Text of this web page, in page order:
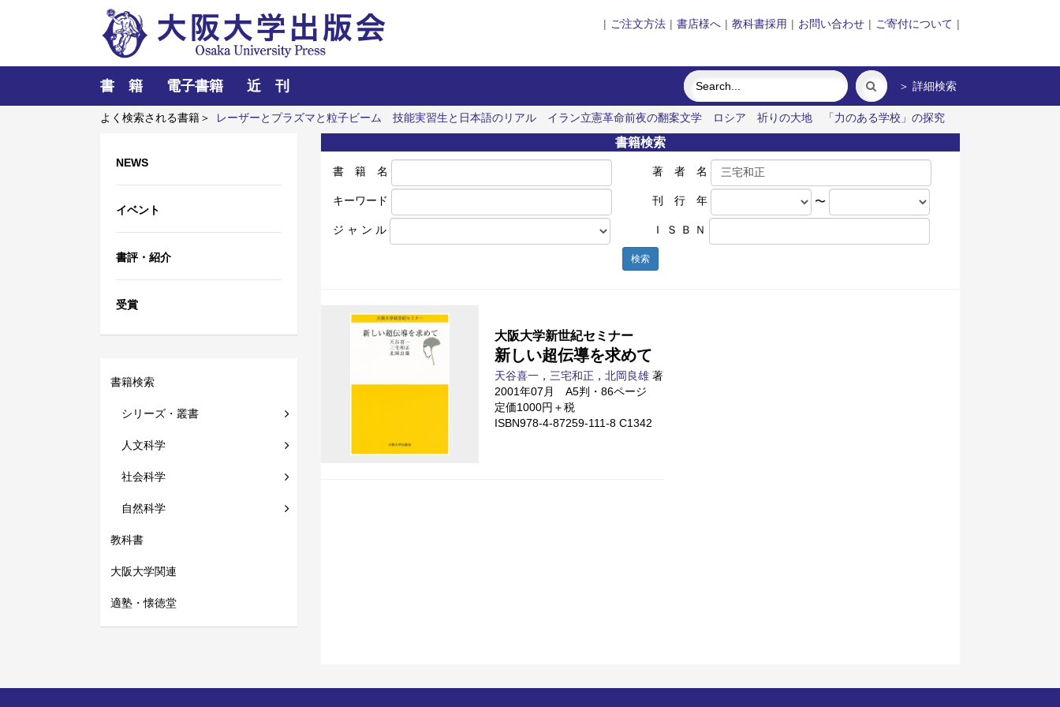
| ご注文方法 | 書店様へ | 教科書採用 | お問い合わせ | ご寄付について |
書 籍 電子書籍 近 刊 ＞ 詳細検索
よく検索される書籍＞ レーザーとプラズマと粒子ビーム 技能実習生と日本語のリアル イラン立憲革命前夜の翻案文学 ロシア 祈りの大地
「力のある学校」の探究
NEWS
イベント
書評・紹介
受賞
書籍検索
シリーズ・叢書
人文科学
社会科学
自然科学
教科書
大阪大学関連
適塾・懐徳堂
書籍検索
書 籍 名 著 者 名
キーワード 刊 行 年 〜
ジ ャ ン ル Ｉ Ｓ Ｂ Ｎ
検索
大阪大学新世紀セミナー
新しい超伝導を求めて
天谷喜一 ， 三宅和正 ， 北岡良雄 著
2001年07月 A5判・86ページ
定価1000円＋税
ISBN978-4-87259-111-8 C1342